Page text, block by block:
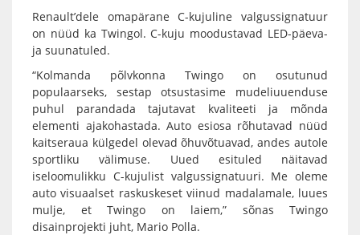
Renault’dele omapärane C-kujuline valgussignatuur
on nüüd ka Twingol. C-kuju moodustavad LED-päeva-
ja suunatuled.
“Kolmanda põlvkonna Twingo on osutunud
populaarseks, sestap otsustasime mudeliuuenduse
puhul parandada tajutavat kvaliteeti ja mõnda
elementi ajakohastada. Auto esiosa rõhutavad nüüd
kaitseraua külgedel olevad õhuvõtuavad, andes autole
sportliku välimuse. Uued esituled näitavad
iseloomulikku C-kujulist valgussignatuuri. Me oleme
auto visuaalset raskuskeset viinud madalamale, luues
mulje, et Twingo on laiem,” sõnas Twingo
disainprojekti juht, Mario Polla.